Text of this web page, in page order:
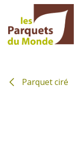
Se rendre au contenu
Parquet ciré